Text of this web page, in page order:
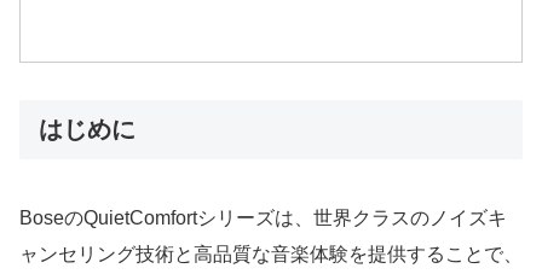
はじめに
BoseのQuietComfortシリーズは、世界クラスのノイズキ
ャンセリング技術と高品質な音楽体験を提供することで、